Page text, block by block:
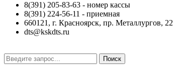
8(391) 205-83-63 - номер кассы
8(391) 224-56-11 - приемная
660121, г. Красноярск, пр. Металлургов, 22
dts@kskdts.ru
Поиск